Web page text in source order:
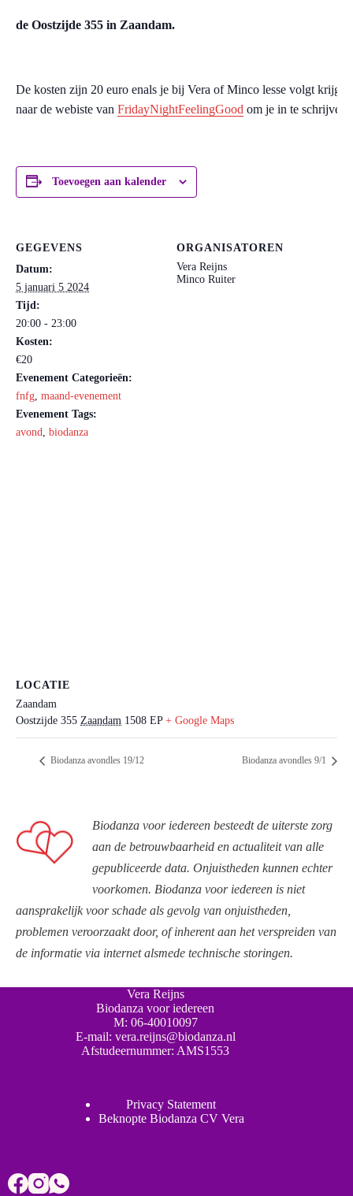
de Oostzijde 355 in Zaandam.
De kosten zijn 20 euro enals je bij Vera of Minco lesse volgt krijg
naar de webiste van FridayNightFeelingGood om je in te schrijven.
Toevoegen aan kalender
GEGEVENS
Datum:
5 januari 5 2024
Tijd:
20:00 - 23:00
Kosten:
€20
Evenement Categorieën:
fnfg maand-evenement
Evenement Tags:
avond biodanza
ORGANISATOREN
Vera Reijns
Minco Ruiter
LOCATIE
Zaandam
Oostzijde 355 Zaandam 1508 EP + Google Maps
Biodanza avondles 19/12 Biodanza avondles 9/1
Biodanza voor iedereen besteedt de uiterste zorg
aan de betrouwbaarheid en actualiteit van alle
gepubliceerde data. Onjuistheden kunnen echter
voorkomen. Biodanza voor iedereen is niet
aansprakelijk voor schade als gevolg van onjuistheden,
problemen veroorzaakt door, of inherent aan het verspreiden van
de informatie via internet alsmede technische storingen.
Vera Reijns
Biodanza voor iedereen
M: 06-40010097
E-mail: vera.reijns@biodanza.nl
Afstudeernummer: AMS1553
Privacy Statement
Beknopte Biodanza CV Vera